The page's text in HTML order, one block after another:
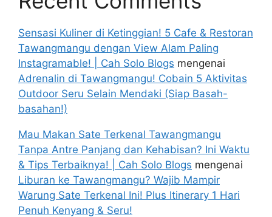
Sensasi Kuliner di Ketinggian! 5 Cafe & Restoran
Tawangmangu dengan View Alam Paling
Instagramable! | Cah Solo Blogs mengenai
Adrenalin di Tawangmangu! Cobain 5 Aktivitas
Outdoor Seru Selain Mendaki (Siap Basah-
basahan!)
Mau Makan Sate Terkenal Tawangmangu
Tanpa Antre Panjang dan Kehabisan? Ini Waktu
& Tips Terbaiknya! | Cah Solo Blogs mengenai
Liburan ke Tawangmangu? Wajib Mampir
Warung Sate Terkenal Ini! Plus Itinerary 1 Hari
Penuh Kenyang & Seru!